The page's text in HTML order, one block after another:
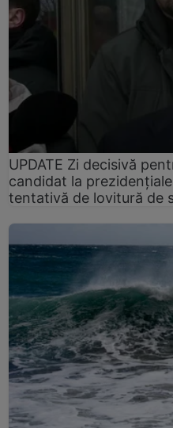
UPDATE Zi decisivă
candidat la
tentativă de lovitură de